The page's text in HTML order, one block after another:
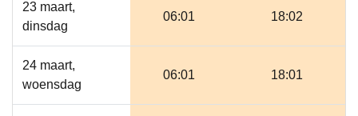
23 maart,
dinsdag
06:01 18:02
24 maart,
woensdag
06:01 18:01